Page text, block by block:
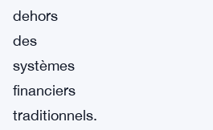
dehors
des
systèmes
financiers
traditionnels.